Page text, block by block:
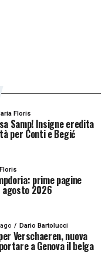
Floris
Samp! Insigne eredita
per Conti e Begić
prime pagine
2026
Dario Bartolucci
Verschaeren, nuova
a Genova il belga